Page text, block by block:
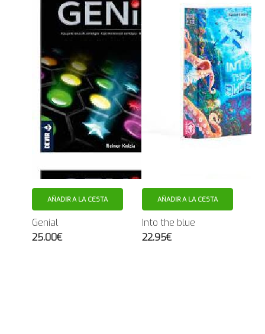
AÑADIR A LA CESTA
Genial
25.00€
AÑADIR A LA CESTA
Into the blue
22.95€